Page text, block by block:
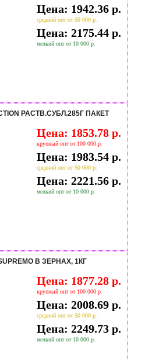
Цена: 1942.36 р.
средний опт от 50 000 р.
Цена: 2175.44 р.
мелкий опт от 10 000 р.
РАСТВ.СУБЛ.285Г ПАКЕТ
Цена: 1853.78 р.
крупный опт от 100 000 р.
Цена: 1983.54 р.
средний опт от 50 000 р.
Цена: 2221.56 р.
мелкий опт от 10 000 р.
В ЗЕРНАХ, 1КГ
Цена: 1877.28 р.
крупный опт от 100 000 р.
Цена: 2008.69 р.
средний опт от 50 000 р.
Цена: 2249.73 р.
мелкий опт от 10 000 р.